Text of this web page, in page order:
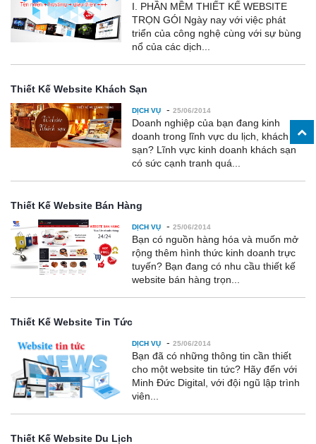
I. PHẦN MỀM THIẾT KẾ WEBSITE
TRỌN GÓI Ngày nay với việc phát
triển của công nghệ cùng với sự bùng
nổ của các dịch...
Thiết Kế Website Khách Sạn
DỊCH VỤ - 25/06/2014
Doanh nghiệp của bạn đang kinh
doanh trong lĩnh vực du lịch, khách
sạn? Lĩnh vực kinh doanh khách sạn
có sức cạnh tranh quá...
Thiết Kế Website Bán Hàng
DỊCH VỤ - 25/06/2014
Bạn có nguồn hàng hóa và muốn mở
rộng thêm hình thức kinh doanh trực
tuyến? Bạn đang có nhu cầu thiết kế
website bán hàng trọn...
Thiết Kế Website Tin Tức
DỊCH VỤ - 25/06/2014
Bạn đã có những thông tin cần thiết
cho một website tin tức? Hãy đến với
Minh Đức Digital, với đội ngũ lập trình
viên...
Thiết Kế Website Du Lịch